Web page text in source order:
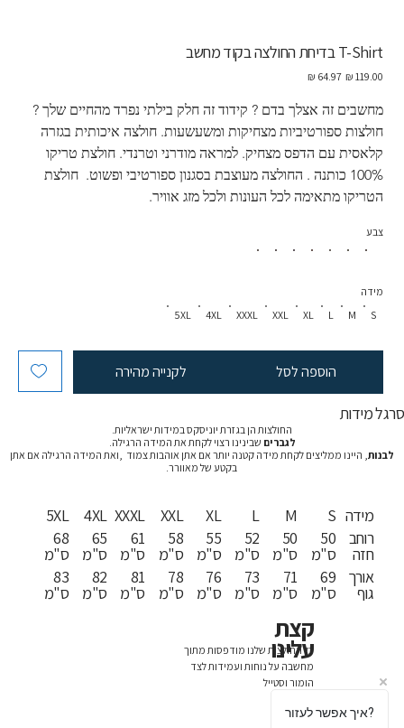
T-Shirt בדיחת החולצה בקוד מחשב
מחיר
מחיר
‏64.97 ‏₪
מחשבים זה אצלך בדם ? קידוד זה חלק בילתי נפרד מהחיים שלך ?
חולצות ספורטיביות מצחיקות ומשעשעות. חולצה איכותית בגזרה
קלאסית עם הדפס מצחיק. למראה מודרני וטרנדי. חולצת טריקו
100% כותנה . החולצה מעוצבת בסגנון ספורטיבי ופשוט.  חולצת
הטריקו מתאימה לכל העונות ולכל מזג אוויר.
צבע
S
M
L
XL
XXL
XXXL
4XL
5XL
מידה
הוספה לסל לקנייה מהירה
סרגל מידות
החולצות הן בגזרת יוניסקס במידות ישראליות.
לגברים שבינינו רצוי לקחת את המידה הרגילה.
לבנות, היינו ממליצים לקחת מידה קטנה יותר אם אתן אוהבות צמוד ,ואת המידה הרגילה אם אתן
בקטע של מאוורר.
5XL
68
ס"מ
83
ס"מ
4XL
65
ס"מ
82
ס"מ
XXXL
61
ס"מ
81
ס"מ
XXL
58
ס"מ
78
ס"מ
XL
55
ס"מ
76
ס"מ
L
52
ס"מ
73
ס"מ
M
50
ס"מ
71
ס"מ
S
50
ס"מ
69
ס"מ
מידה
רוחב
חזה
אורך
גוף
כל החולצות שלנו מודפסות מתוך
מחשבה על נוחות ועמידות לצד
הומור וסטייל
קצת
עלינו
איך אפשר לעזור?